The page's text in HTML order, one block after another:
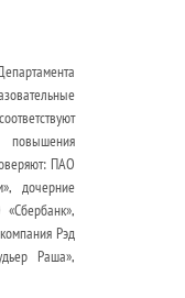
ПАО
дочерние
Рэд
Раша»,